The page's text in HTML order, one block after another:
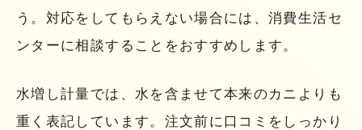
う。対応をしてもらえない場合には、消費生活セ
ンターに相談することをおすすめします。
水増し計量では、水を含ませて本来のカニよりも
重く表記しています。注文前に口コミをしっかり